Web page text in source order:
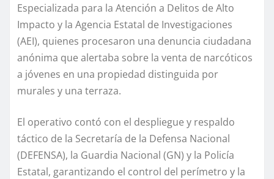
Especializada para la Atención a Delitos de Alto
Impacto y la Agencia Estatal de Investigaciones
(AEI), quienes procesaron una denuncia ciudadana
anónima que alertaba sobre la venta de narcóticos
a jóvenes en una propiedad distinguida por
murales y una terraza.
El operativo contó con el despliegue y respaldo
táctico de la Secretaría de la Defensa Nacional
(DEFENSA), la Guardia Nacional (GN) y la Policía
Estatal, garantizando el control del perímetro y la